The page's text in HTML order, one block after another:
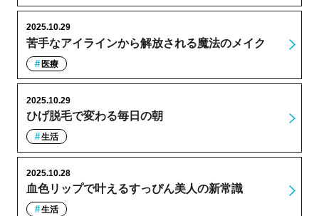
苦手なアイラインから解放される魔法のメイク
2025.10.29
医療
ひげ脱毛で変わる毎日の朝
2025.10.29
生活
血色リップで叶えるすっぴん美人の新常識
2025.10.28
生活